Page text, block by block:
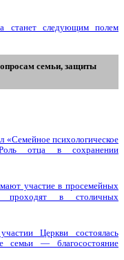
станет следующим полем
семьи, защиты
«Семейное психологическое
Роль отца в сохранении
участие в просемейных
проходят в столичных
Церкви состоялась
семьи — благосостояние